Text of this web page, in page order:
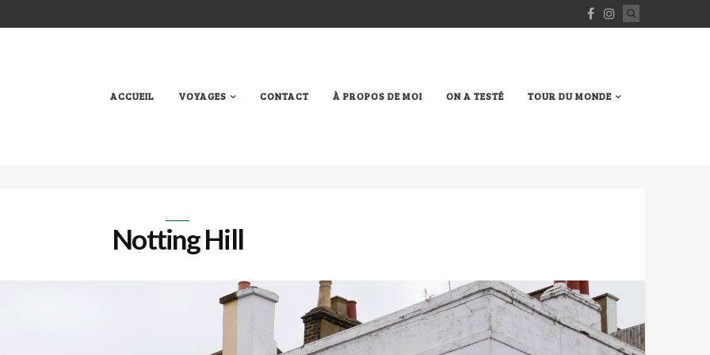
ACCUEIL VOYAGES CONTACT À PROPOS DE MOI ON A TESTÉ TOUR DU MONDE
Notting Hill